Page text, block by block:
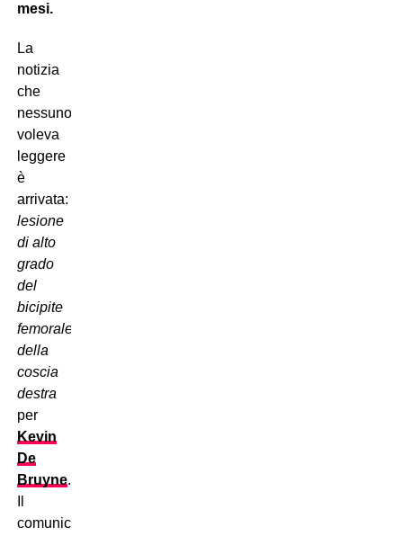
mesi.
La
notizia
che
nessuno
voleva
leggere
è
arrivata:
lesione
di alto
grado
del
bicipite
femorale
della
coscia
destra
per
Kevin
De
Bruyne.
comunicato